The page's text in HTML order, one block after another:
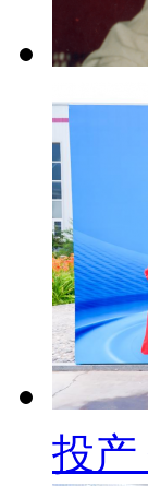
投产